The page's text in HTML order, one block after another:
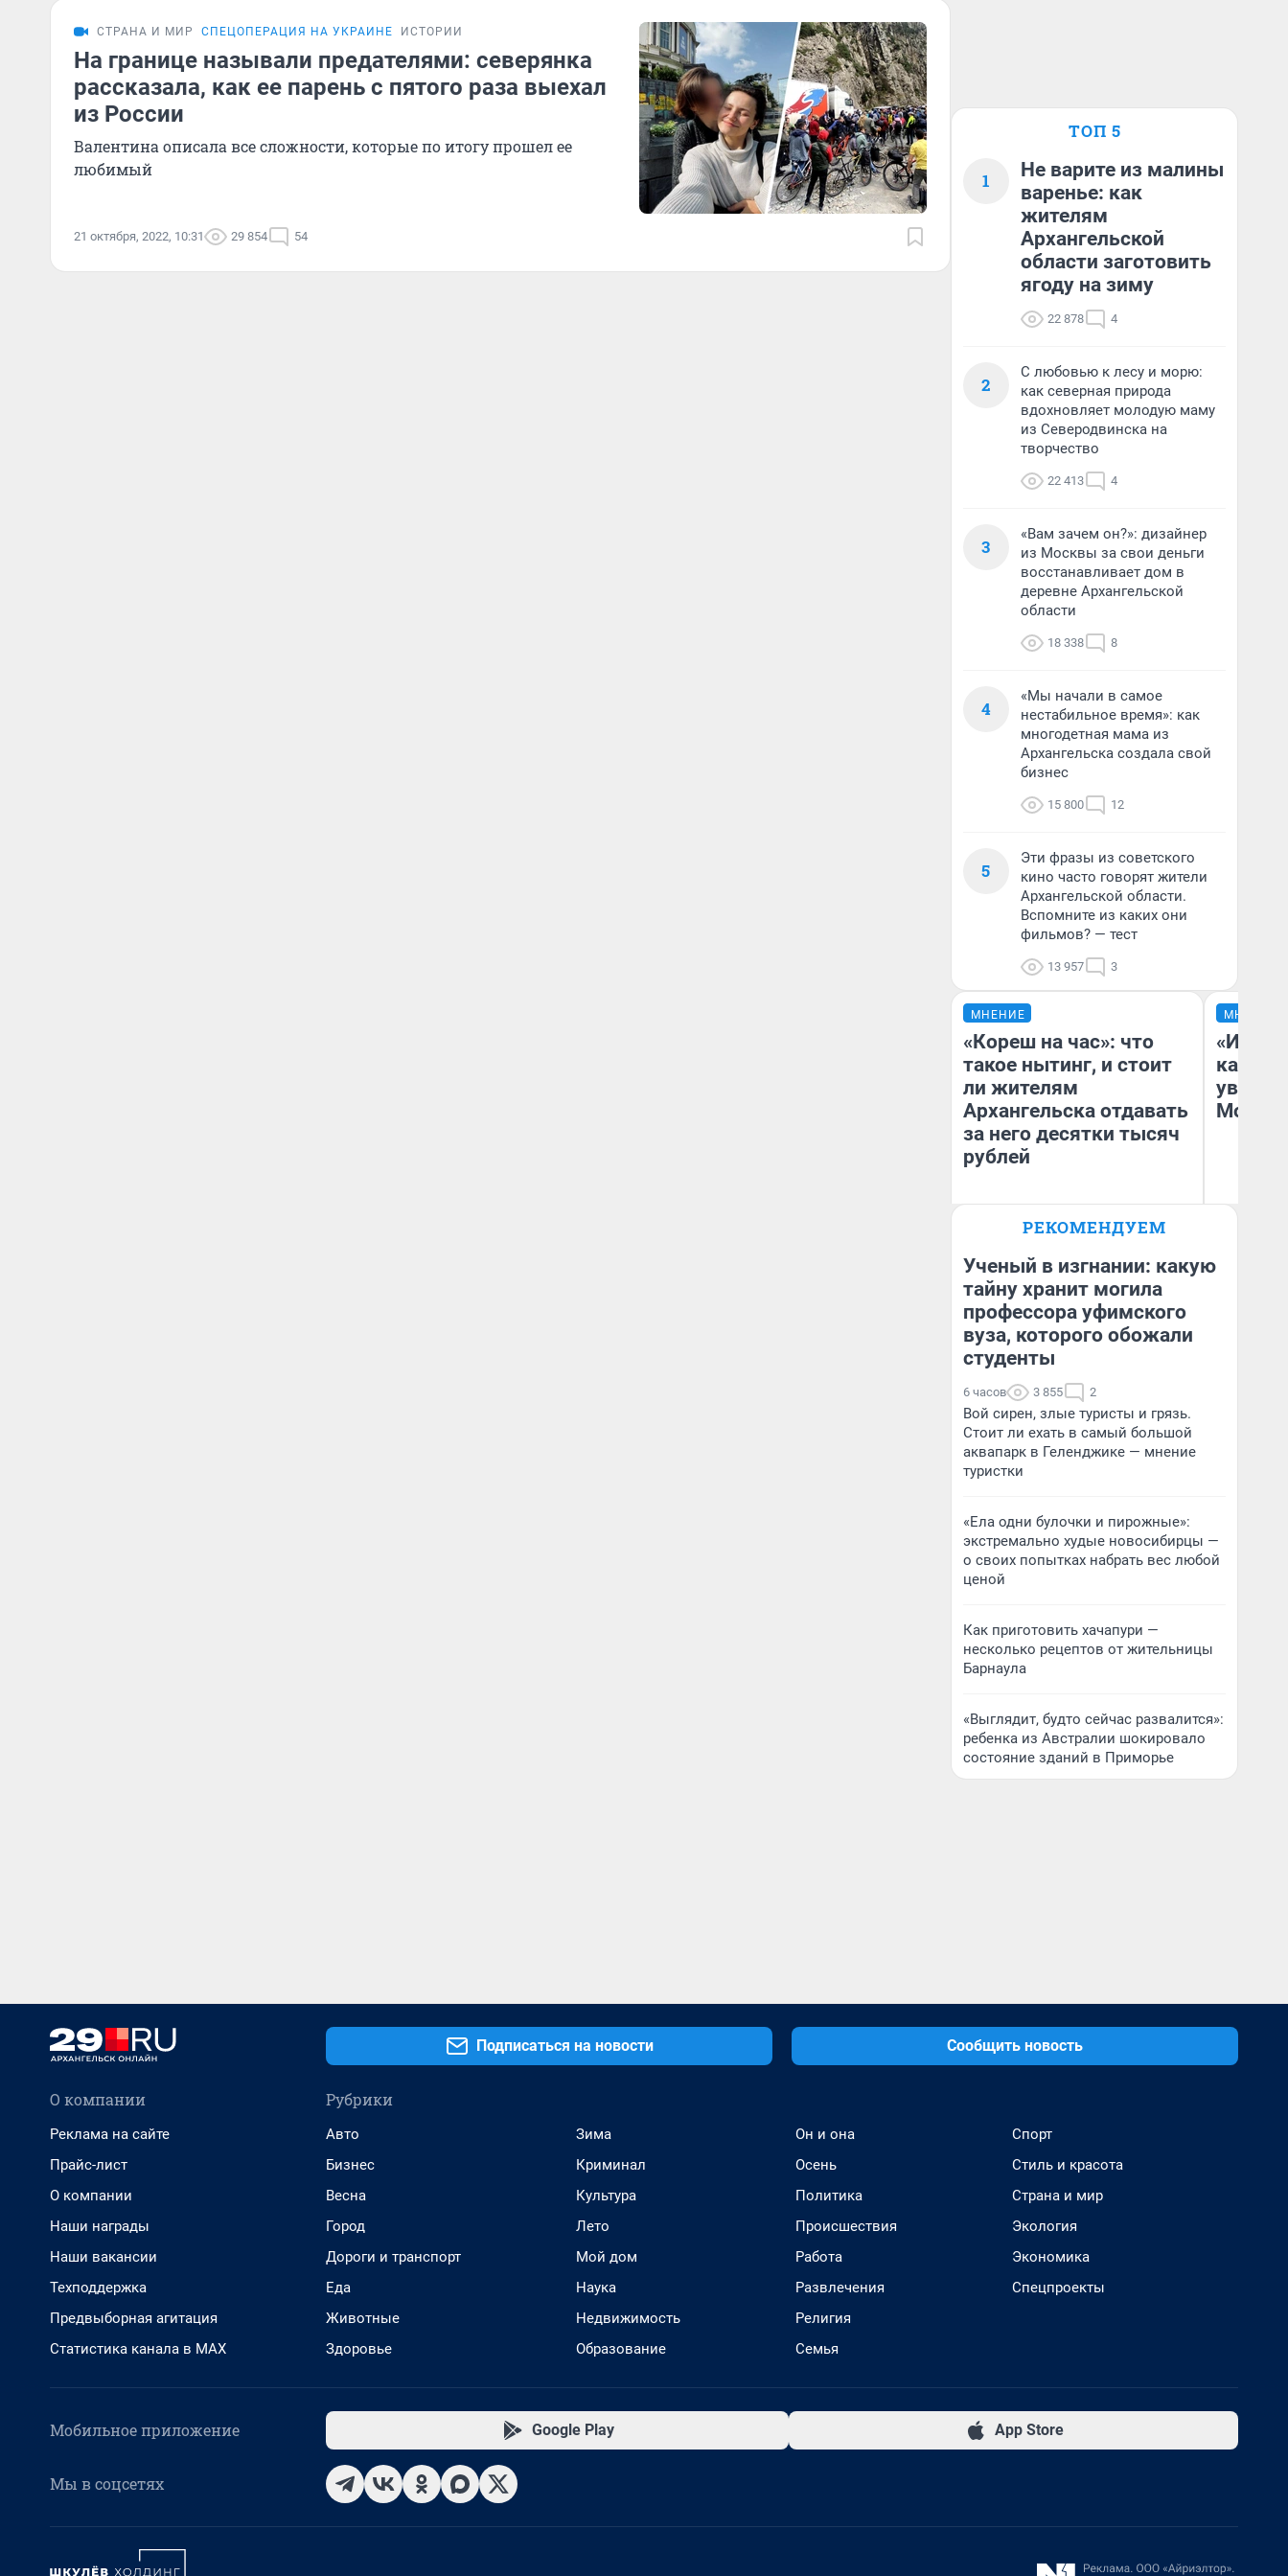
СТРАНА И МИР СПЕЦОПЕРАЦИЯ НА УКРАИНЕ ИСТОРИИ
На границе называли предателями: северянка
рассказала, как ее парень с пятого раза выехал
из России
Валентина описала все сложности, которые по итогу прошел ее
любимый
21 октября, 2022, 10:31 29 854 54
ТОП 5
1
Не варите из малины
варенье: как
жителям
Архангельской
области заготовить
ягоду на зиму
22 878 4
2
С любовью к лесу и морю:
как северная природа
вдохновляет молодую маму
из Северодвинска на
творчество
22 413 4
3
«Вам зачем он?»: дизайнер
из Москвы за свои деньги
восстанавливает дом в
деревне Архангельской
области
18 338 8
4
«Мы начали в самое
нестабильное время»: как
многодетная мама из
Архангельска создала свой
бизнес
15 800 12
5
Эти фразы из советского
кино часто говорят жители
Архангельской области.
Вспомните из каких они
фильмов? — тест
13 957 3
МНЕНИЕ
«Кореш на час»: что
такое нытинг, и стоит
ли жителям
Архангельска отдавать
за него десятки тысяч
рублей
Ярослав Пронин
магистр психологии
МНЕНИЕ
каким
РЕКОМЕНДУЕМ
Ученый в изгнании: какую
тайну хранит могила
профессора уфимского
вуза, которого обожали
студенты
6 часов 3 855 2
Вой сирен, злые туристы и грязь.
Стоит ли ехать в самый большой
аквапарк в Геленджике — мнение
туристки
«Ела одни булочки и пирожные»:
экстремально худые новосибирцы —
о своих попытках набрать вес любой
ценой
Как приготовить хачапури —
несколько рецептов от жительницы
Барнаула
«Выглядит, будто сейчас развалится»:
ребенка из Австралии шокировало
состояние зданий в Приморье
Подписаться на новости Сообщить новость
О компании
Реклама на сайте
Прайс-лист
О компании
Наши награды
Наши вакансии
Техподдержка
Предвыборная агитация
Статистика канала в MAX
Рубрики
Авто
Бизнес
Весна
Город
Дороги и транспорт
Еда
Животные
Здоровье
Зима
Криминал
Культура
Лето
Мой дом
Наука
Недвижимость
Образование
Он и она
Осень
Политика
Происшествия
Работа
Развлечения
Религия
Семья
Спорт
Стиль и красота
Страна и мир
Экология
Экономика
Спецпроекты
Мобильное приложение Google Play App Store
Мы в соцсетях